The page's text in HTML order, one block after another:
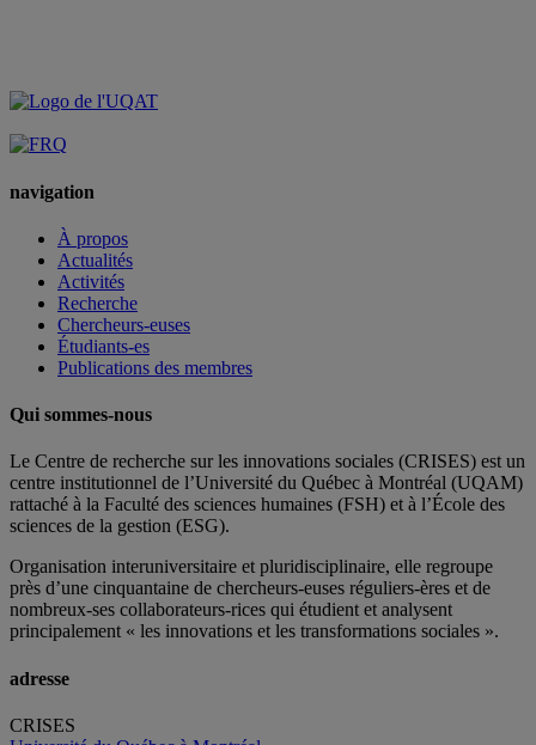
navigation
À propos
Actualités
Activités
Recherche
Chercheurs-euses
Étudiants-es
Publications des membres
Qui sommes-nous
Le Centre de recherche sur les innovations sociales (CRISES) est un
centre institutionnel de l’Université du Québec à Montréal (UQAM)
rattaché à la Faculté des sciences humaines (FSH) et à l’École des
sciences de la gestion (ESG).
Organisation interuniversitaire et pluridisciplinaire, elle regroupe
près d’une cinquantaine de chercheurs-euses réguliers-ères et de
nombreux-ses collaborateurs-rices qui étudient et analysent
principalement « les innovations et les transformations sociales ».
adresse
CRISES